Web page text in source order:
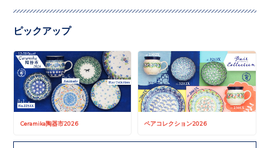
ピックアップ
Ceramika陶器市2026 ペアコレクション2026